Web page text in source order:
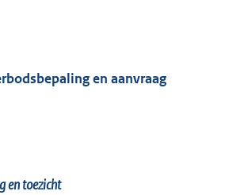
en aanvraag
en toezicht